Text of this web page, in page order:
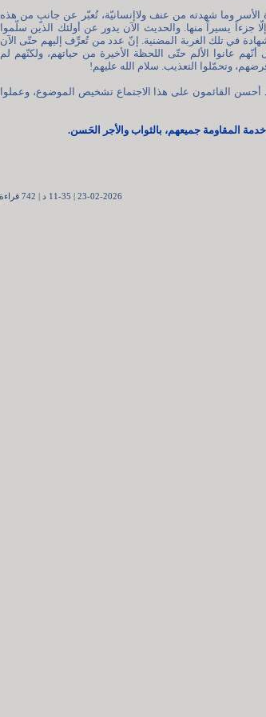
الأسر وما شهدته من عنف ولاإنسانيّة، تُعبّر عن جانبٍ من هذه
جزءاً يسيراً منها. والحديث الآن يدور عن أولئك الذين سلّموا
في تلك الغربة المضنية. إنّ عدد من تُعرِّف إليهم حتّى الآن
عانوا الألم حتّى اللحظة الأخيرة من حياتهم، ولكنّهم لم
وتحمّلوا التعذيب. سلام الله عليهم!
أحسن القائمون على هذا الاجتماع تشخيص الموضوع، وعملوا
المقاومة جميعهم، بالثواب والأجر الحَسن.
23-02-2026 | 11-35 د | 742 قراءة